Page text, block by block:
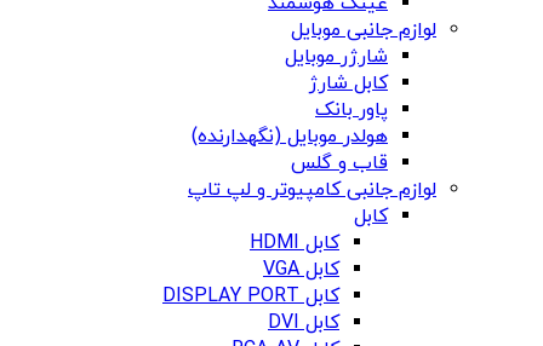
لوازم جانبی موبایل
شارژر موبایل
کابل شارژ
پاور بانک
هولدر موبایل (نگهدارنده)
قاب و گلس
لوازم جانبی کامپیوتر و لپ تاپ
کابل
کابل HDMI
کابل VGA
کابل DISPLAY PORT
کابل DVI